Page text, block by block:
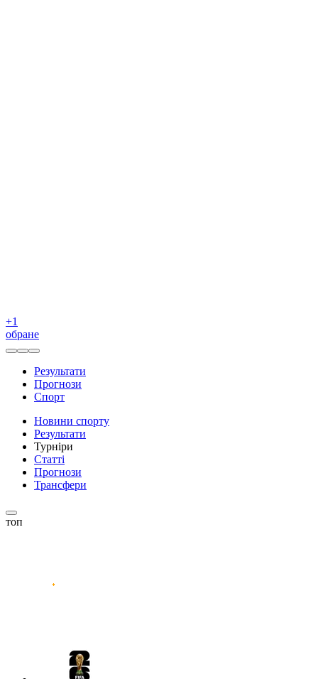
+1
обране
Результати
Прогнози
Спорт
Новини спорту
Результати
Турніри
Статті
Прогнози
Трансфери
топ